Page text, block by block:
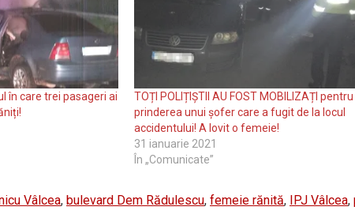
în care trei pasageri ai
TOȚI POLIȚIȘTII AU FOST MOBILIZAȚI pentru
prinderea unui șofer care a fugit de la locul
accidentului! A lovit o femeie!
31 ianuarie 2021
În „Comunicate”
Vâlcea, bulevard Dem Rădulescu, femeie rănită, IPJ Vâlcea,